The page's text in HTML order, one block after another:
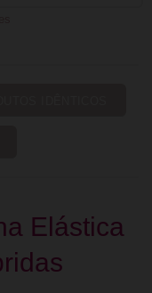
Elástica